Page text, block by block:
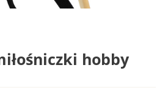
hobby